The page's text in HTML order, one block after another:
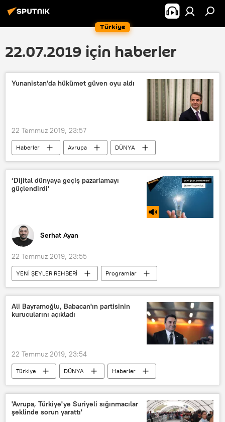
Türkiye
22.07.2019 için haberler
Yunanistan'da hükümet güven oyu aldı
22 Temmuz 2019, 23:57
Haberler Avrupa
DÜNYA
Yunanistan
Kiriakos Miçotakis
güvenoyu
‘Dijital dünyaya geçiş pazarlamayı
güçlendirdi’
Serhat Ayan
22 Temmuz 2019, 23:55
YENİ ŞEYLER REHBERİ
Programlar
RADYO
dijital Yazılım
Ali Bayramoğlu, Babacan'ın partisinin
kurucularını açıkladı
22 Temmuz 2019, 23:54
Türkiye DÜNYA
Haberler
Ali Babacan
Ali Bayramoğlu
'Avrupa, Türkiye'ye Suriyeli sığınmacılar
şeklinde sorun yarattı'